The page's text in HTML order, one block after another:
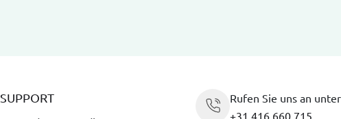
SUPPORT
Rufen Sie uns an unter
+31 416 660 715